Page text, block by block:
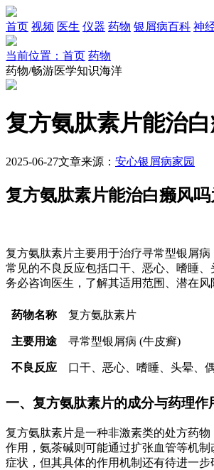
首页 视频 医生 仪器 药物 银屑病百科 神
当前位置：首页 药物
药物/畅游医学知识海洋
复方氨肽素片能治
2025-06-27文章来源： 安心银屑病家园
复方氨肽素片能治白癞风
复方氨肽素片主要用于治疗寻常型银屑
常见的不良反应包括口干、恶心、嗜睡
务必咨询医生，了解其适用范围、潜在风
药物名称 复方氨肽素片
主要用途 寻常型银屑病 (牛皮癣)
不良反应 口干、恶心、嗜睡、头晕、
一、复方氨肽素片的成分与药理作
复方氨肽素片是一种非激素类的处方药
作用，氨茶碱则可能通过扩张血管等机
症状，但其具体的作用机制还有待进一